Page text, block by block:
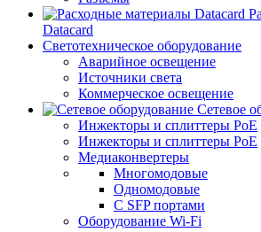
Datacard
Светотехническое оборудование
Аварийное освещение
Источники света
Коммерческое освещение
Сетевое
Инжекторы и сплиттеры PoE
Инжекторы и сплиттеры РоЕ
Медиаконвертеры
Многомодовые
Одномодовые
С SFP портами
Оборудование Wi-Fi